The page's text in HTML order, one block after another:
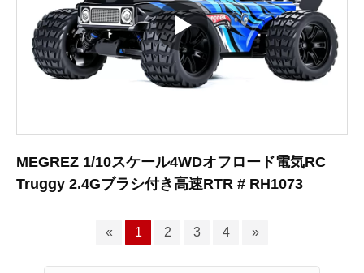
MEGREZ 1/10スケール4WDオフロード電気RC
Truggy 2.4Gブラシ付き高速RTR # RH1073
« 1 2 3 4 »